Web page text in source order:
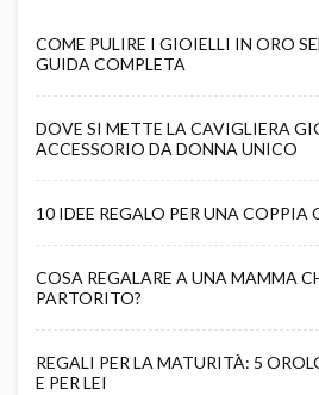
COME PULIRE I GIOIELLI IN ORO
GUIDA COMPLETA
DOVE SI METTE LA CAVIGLIERA
ACCESSORIO DA DONNA UNICO
10 IDEE REGALO PER UNA COPPIA
COSA REGALARE A UNA MAMMA
PARTORITO?
REGALI PER LA MATURITÀ: 5
E PER LEI